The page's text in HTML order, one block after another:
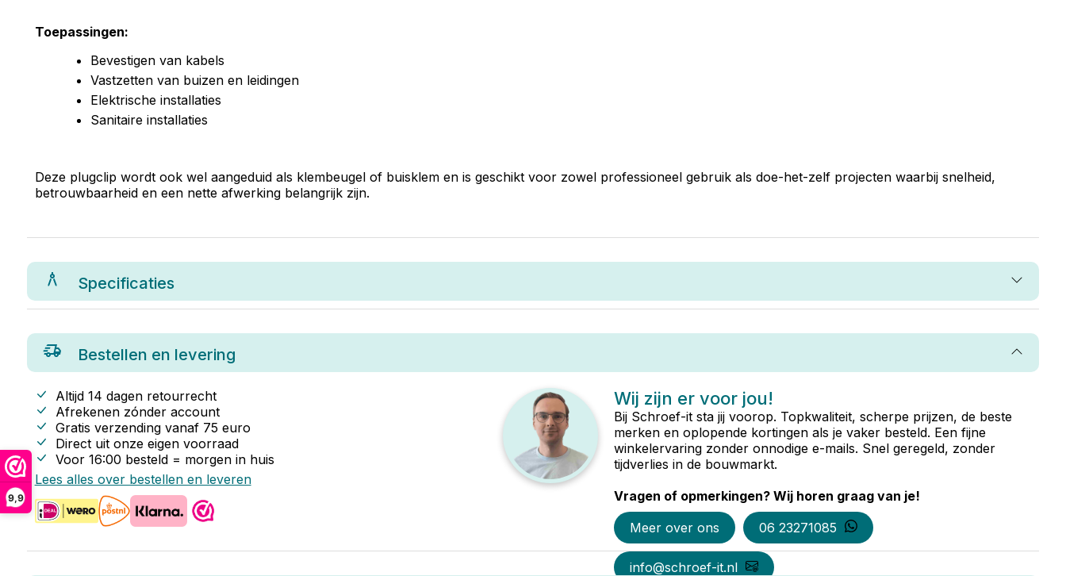
9,9
Toepassingen:
Bevestigen van kabels
Vastzetten van buizen en leidingen
Elektrische installaties
Sanitaire installaties
Deze plugclip wordt ook wel aangeduid als klembeugel of buisklem en is geschikt voor zowel professioneel gebruik als doe-het-zelf projecten waarbij snelheid,
betrouwbaarheid en een nette afwerking belangrijk zijn.
Specificaties
Bestellen en levering
Altijd 14 dagen retourrecht
Afrekenen zónder account
Gratis verzending vanaf 75 euro
Direct uit onze eigen voorraad
Voor 16:00 besteld = morgen in huis
Lees alles over bestellen en leveren
Wij zijn er voor jou!
Bij Schroef-it sta jij voorop. Topkwaliteit, scherpe prijzen, de beste
merken en oplopende kortingen als je vaker besteld. Een fijne
winkelervaring zonder onnodige e-mails. Snel geregeld, zonder
tijdverlies in de bouwmarkt.
Vragen of opmerkingen? Wij horen graag van je!
Meer over ons
06 23271085
info@schroef-it.nl